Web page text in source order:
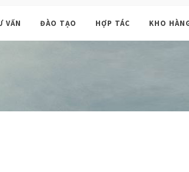
VẤN ĐÀO TẠO HỢP TÁC KHO